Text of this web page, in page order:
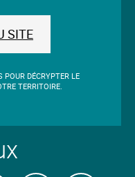
SITE
POUR DÉCRYPTER LE
TERRITOIRE.